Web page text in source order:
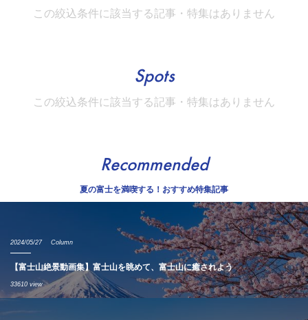
この絞込条件に該当する記事・特集はありません
Spots
この絞込条件に該当する記事・特集はありません
Recommended
夏の富士を満喫する！おすすめ特集記事
2024/05/27 Column
【富士山絶景動画集】富士山を眺めて、富士山に癒されよう
33610 view